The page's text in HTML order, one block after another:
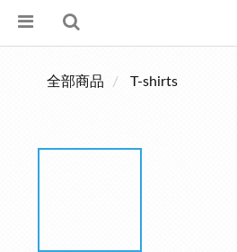
全部商品 T-shirts